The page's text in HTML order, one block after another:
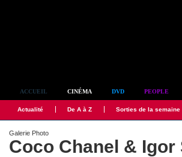
ACCUEIL CINÉMA DVD PEOPLE
Actualité De A à Z Sorties de la semaine
Galerie Photo
Coco Chanel &